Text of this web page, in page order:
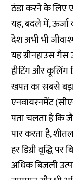
ठंडा करने के लिए
यह, बदले में,
देश अभी भी
यह ग्रीनहाउस
हीटिंग और कूलिंग
खपत का सबसे
एनवायरनमेंट
पता चलता है कि
पार करता है,
हर डिग्री वृद्धि
अधिक बिजली